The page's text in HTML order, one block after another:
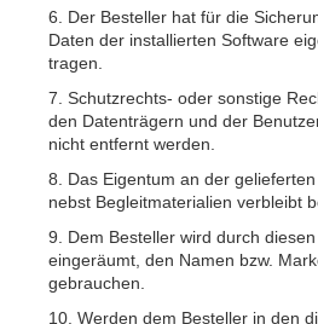
6. Der Besteller hat für die
Daten der installierten Software
tragen.
7. Schutzrechts- oder sonstige
den Datenträgern und der
nicht entfernt werden.
8. Das Eigentum an der
nebst Begleitmaterialien verbleibt
9. Dem Besteller wird durch
eingeräumt, den Namen bzw.
gebrauchen.
10. Werden dem Besteller in den